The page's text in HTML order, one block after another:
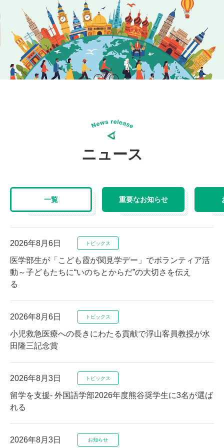
ニュース
一覧 重要なお知らせ
2026年8月6日
医学部生が「こども霞が関見学デー」でボランティア活
動～子どもたちに“いのちとからだ”の大切さを伝え
る
2026年8月6日
小児救急医療への長きにわたる貢献で浮山客員教授が水
田隆三記念賞
2026年8月3日
留学を支援- 外国語学部2026年度熊谷奨学生に3名が選ば
れる
2026年8月3日